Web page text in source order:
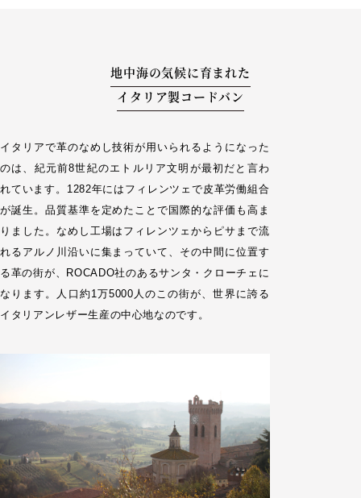
地中海の気候に育まれた
イタリア製コードバン
イタリアで革のなめし技術が用いられるようになった
のは、紀元前8世紀のエトルリア文明が最初だと言わ
れています。1282年にはフィレンツェで皮革労働組合
が誕生。品質基準を定めたことで国際的な評価も高ま
りました。なめし工場はフィレンツェからピサまで流
れるアルノ川沿いに集まっていて、その中間に位置す
る革の街が、ROCADO社のあるサンタ・クローチェに
なります。人口約1万5000人のこの街が、世界に誇る
イタリアンレザー生産の中心地なのです。